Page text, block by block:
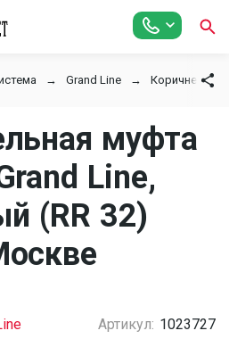
Grand Line Коричневый
муфта
Line,
(RR 32)
Артикул: 1023727